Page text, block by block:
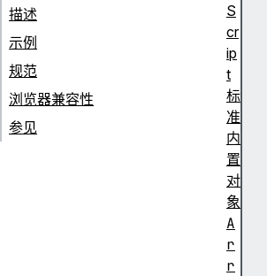
描述
示例
规范
浏览器兼容性
参见
S
cr
ip
t
标
准
内
置
对
象
A
r
r